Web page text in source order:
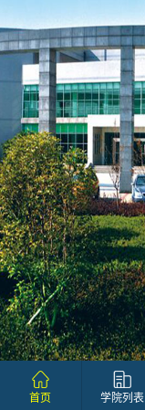
首页 学院列表